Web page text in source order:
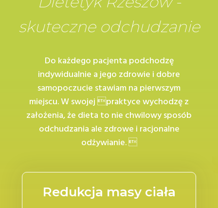
skuteczne odchudzanie
Do każdego pacjenta podchodzę
indywidualnie a jego zdrowie i dobre
samopoczucie stawiam na pierwszym
miejscu. W swojej praktyce wychodzę z
założenia, że dieta to nie chwilowy sposób
odchudzania ale zdrowe i racjonalne
odżywianie. 
Redukcja masy ciała